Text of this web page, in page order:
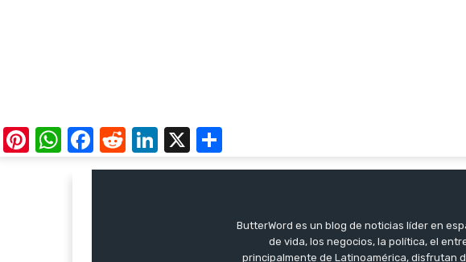
Pinterest
WhatsApp
Facebook
RedditLinkedIn
X
ButterWord es un blog de noticias líder en
de vida, los negocios, la política, el
principalmente de Latinoamérica, disfrutan